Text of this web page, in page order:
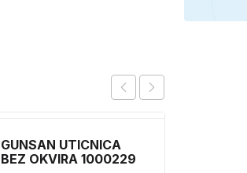
GUNSAN UTICNICA
BEZ OKVIRA 1000229